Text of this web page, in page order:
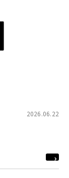
2026.06.22